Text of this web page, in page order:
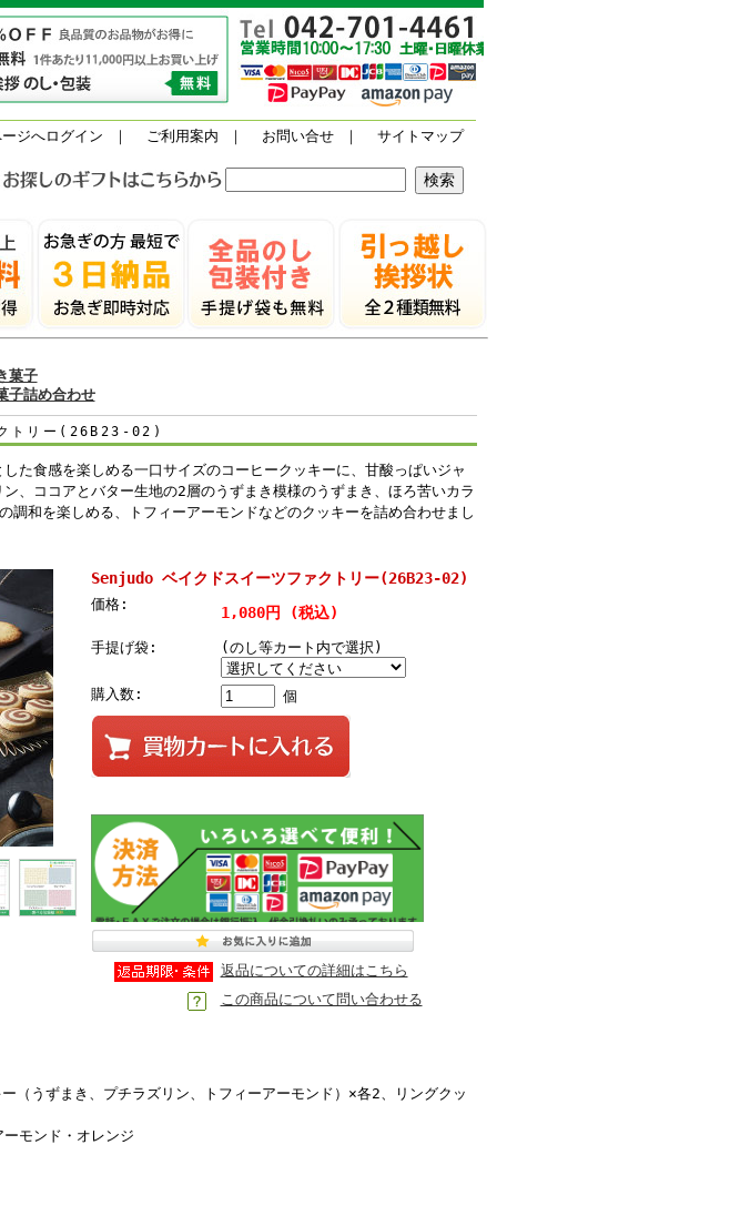
ジへログイン ｜ ご利用案内 ｜ お問い合せ ｜ サイトマップ
菓子
子詰め合わせ
トリー(26B23-02)
た食感を楽しめる一口サイズのコーヒークッキーに、甘酸っぱいジャ
、ココアとバター生地の2層のうずまき模様のうずまき、ほろ苦いカラ
調和を楽しめる、トフィーアーモンドなどのクッキーを詰め合わせまし
Senjudo ベイクドスイーツファクトリー(26B23-02)
価格: 1,080円 (税込)
手提げ袋: (のし等カート内で選択)
購入数: 個
返品についての詳細はこちら
この商品について問い合わせる
（うずまき、プチラズリン、トフィーアーモンド）×各2、リングクッ
ーモンド・オレンジ